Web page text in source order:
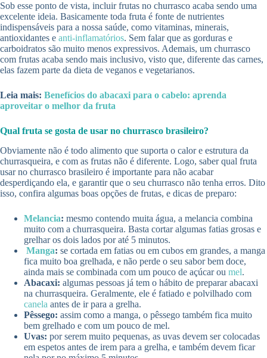
Sob esse ponto de vista, incluir frutas no churrasco acaba sendo uma
excelente ideia. Basicamente toda fruta é fonte de nutrientes
indispensáveis para a nossa saúde, como vitaminas, minerais,
antioxidantes e anti-inflamatórios. Sem falar que as gorduras e
carboidratos são muito menos expressivos. Ademais, um churrasco
com frutas acaba sendo mais inclusivo, visto que, diferente das carnes,
elas fazem parte da dieta de veganos e vegetarianos.
Leia mais: Benefícios do abacaxi para o cabelo: aprenda
aproveitar o melhor da fruta
Qual fruta se gosta de usar no churrasco brasileiro?
Obviamente não é todo alimento que suporta o calor e estrutura da
churrasqueira, e com as frutas não é diferente. Logo, saber qual fruta
usar no churrasco brasileiro é importante para não acabar
desperdiçando ela, e garantir que o seu churrasco não tenha erros. Dito
isso, confira algumas boas opções de frutas, e dicas de preparo:
Melancia: mesmo contendo muita água, a melancia combina
muito com a churrasqueira. Basta cortar algumas fatias grosas e
grelhar os dois lados por até 5 minutos.
Manga: se cortada em fatias ou em cubos em grandes, a manga
fica muito boa grelhada, e não perde o seu sabor bem doce,
ainda mais se combinada com um pouco de açúcar ou mel.
Abacaxi: algumas pessoas já tem o hábito de preparar abacaxi
na churrasqueira. Geralmente, ele é fatiado e polvilhado com
canela antes de ir para a grelha.
Pêssego: assim como a manga, o pêssego também fica muito
bem grelhado e com um pouco de mel.
Uvas: por serem muito pequenas, as uvas devem ser colocadas
em espetos antes de irem para a grelha, e também devem ficar